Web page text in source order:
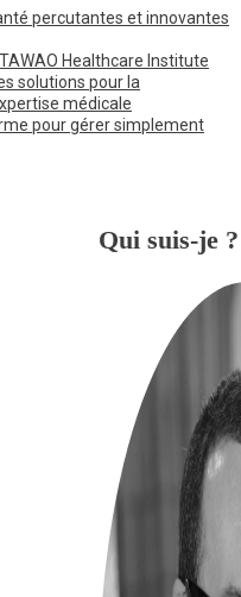
percutantes et innovantes
Healthcare Institute
solutions pour la
médicale
pour gérer simplement
Qui suis-je ?